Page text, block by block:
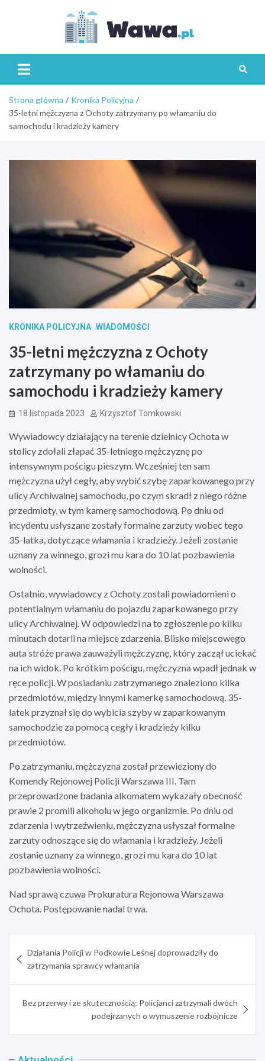
Strona główna
Kronika Policyjna
35-letni mężczyzna z Ochoty zatrzymany po włamaniu do
samochodu i kradzieży kamery
KRONIKA POLICYJNA WIADOMOŚCI
35-letni mężczyzna z Ochoty
zatrzymany po włamaniu do
samochodu i kradzieży kamery
18 listopada 2023 Krzysztof Tomkowski
Wywiadowcy działający na terenie dzielnicy Ochota w
stolicy zdołali złapać 35-letniego mężczyznę po
intensywnym pościgu pieszym. Wcześniej ten sam
mężczyzna użył cegły, aby wybić szybę zaparkowanego przy
ulicy Archiwalnej samochodu, po czym skradł z niego różne
przedmioty, w tym kamerę samochodową. Po dniu od
incydentu usłyszane zostały formalne zarzuty wobec tego
35-latka, dotyczące włamania i kradzieży. Jeżeli zostanie
uznany za winnego, grozi mu kara do 10 lat pozbawienia
wolności.
Ostatnio, wywiadowcy z Ochoty zostali powiadomieni o
potentialnym włamaniu do pojazdu zaparkowanego przy
ulicy Archiwalnej. W odpowiedzi na to zgłoszenie po kilku
minutach dotarli na miejsce zdarzenia. Blisko miejscowego
auta stróże prawa zauważyli mężczyznę, który zaczął uciekać
na ich widok. Po krótkim pościgu, mężczyzna wpadł jednak w
ręce policji. W posiadaniu zatrzymanego znaleziono kilka
przedmiotów, między innymi kamerkę samochodową. 35-
latek przyznał się do wybicia szyby w zaparkowanym
samochodzie za pomocą cegły i kradzieży kilku
przedmiotów.
Po zatrzymaniu, mężczyzna został przewieziony do
Komendy Rejonowej Policji Warszawa III. Tam
przeprowadzone badania alkomatem wykazały obecność
prawie 2 promili alkoholu w jego organizmie. Po dniu od
zdarzenia i wytrzeźwieniu, mężczyzna usłyszał formalne
zarzuty odnoszące się do włamania i kradzieży. Jeżeli
zostanie uznany za winnego, grozi mu kara do 10 lat
pozbawienia wolności.
Nad sprawą czuwa Prokuratura Rejonowa Warszawa
Ochota. Postępowanie nadal trwa.
wpisu
Działania Policji w Podkowie Leśnej doprowadziły do
zatrzymania sprawcy włamania
Bez przerwy i ze skutecznością: Policjanci zatrzymali dwóch
podejrzanych o wymuszenie rozbójnicze